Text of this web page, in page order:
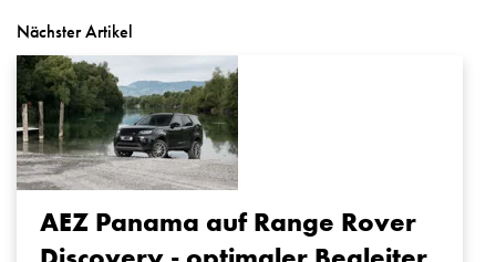
Nächster Artikel
AEZ Panama auf Range Rover